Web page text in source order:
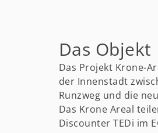
Das Objekt
Das Projekt Krone-
der Innenstadt
Runzweg und die
Das Krone Areal
Discounter TEDi im